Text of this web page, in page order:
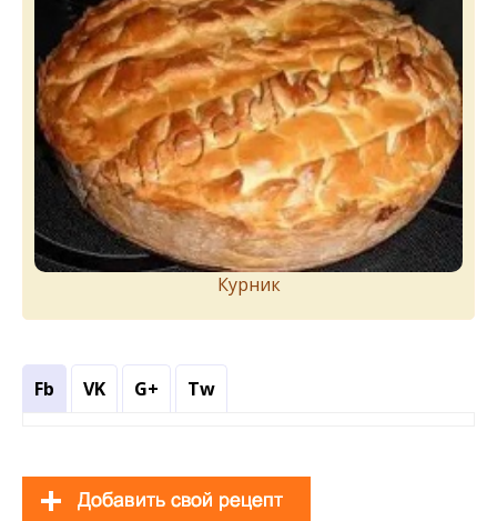
Курник
Fb VK G+ Tw